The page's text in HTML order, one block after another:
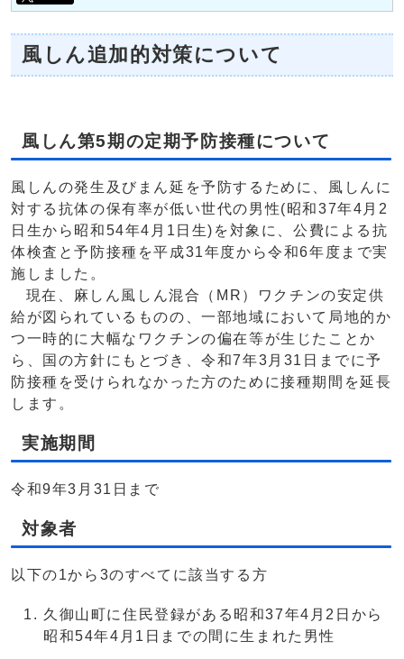
風しん追加的対策について
風しん第5期の定期予防接種について
風しんの発生及びまん延を予防するために、風しんに
対する抗体の保有率が低い世代の男性(昭和37年4月2
日生から昭和54年4月1日生)を対象に、公費による抗
体検査と予防接種を平成31年度から令和6年度まで実
施しました。
​現在、麻しん風しん混合（MR）ワクチンの安定供
給が図られているものの、一部地域において局地的か
つ一時的に大幅なワクチンの偏在等が生じたことか
ら、国の方針にもとづき、令和7年3月31日までに予
防接種を受けられなかった方のために接種期間を延長
します。
実施期間
令和9年3月31日まで
対象者​​
以下の1から3のすべてに該当する方
久御山町に住民登録がある昭和37年4月2日から
昭和54年4月1日までの間に生まれた男性